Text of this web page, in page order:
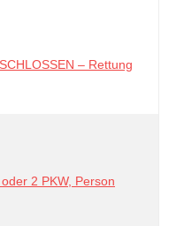
– Rettung
2 PKW, Person